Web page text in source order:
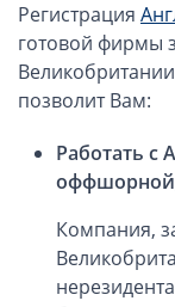
Платежная
Платежная
Платежная
ОАЭ, Дубай
ОАЭ, Аджман
Оффшоры в
Оффшоры на
Регистрация
готовой фирмы
позволит Вам:
Работать с
оффшорной
Компания,